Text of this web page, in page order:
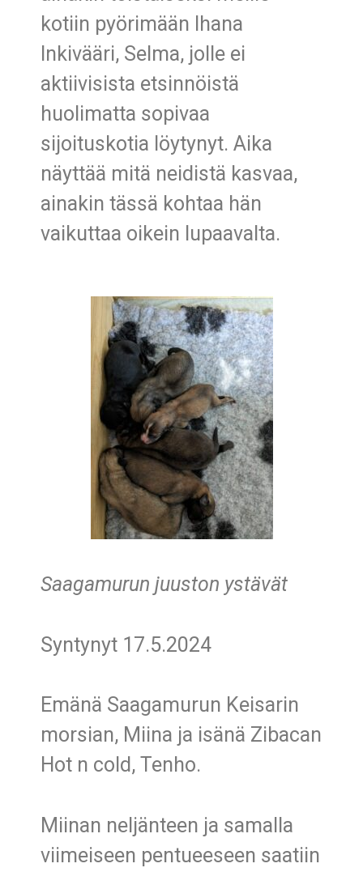
kotiin pyörimään Ihana
Inkivääri, Selma, jolle ei
aktiivisista etsinnöistä
huolimatta sopivaa
sijoituskotia löytynyt. Aika
näyttää mitä neidistä kasvaa,
ainakin tässä kohtaa hän
vaikuttaa oikein lupaavalta.
Saagamurun juuston ystävät
Syntynyt 17.5.2024
Emänä Saagamurun Keisarin
morsian, Miina ja isänä Zibacan
Hot n cold, Tenho.
Miinan neljänteen ja samalla
viimeiseen pentueeseen saatiin